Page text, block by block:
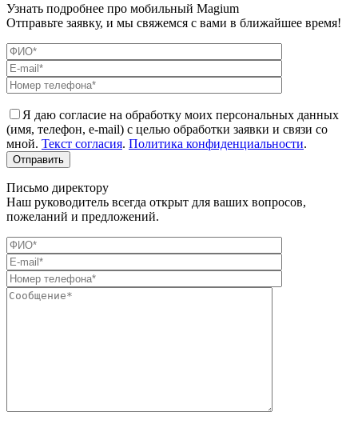
Узнать подробнее про мобильный Magium
Отправьте заявку, и мы свяжемся с вами в ближайшее время!
Я даю согласие на обработку моих персональных данных
(имя, телефон, e-mail) с целью обработки заявки и связи со
мной. Текст согласия. Политика конфиденциальности.
Письмо директору
Наш руководитель всегда открыт для ваших вопросов,
пожеланий и предложений.